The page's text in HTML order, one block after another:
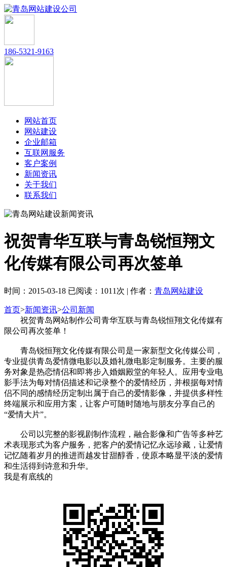
186-5321-9163
网站首页
网站建设
企业邮箱
互联网服务
客户案例
新闻资讯
关于我们
联系我们
祝贺青华互联与青岛锐恒翔文
化传媒有限公司再次签单
时间：2015-03-18 已阅读：1011次 | 作者： 青岛网站建设
首页>新闻资讯>公司新闻
祝贺青岛网站制作公司青华互联与青岛锐恒翔文化传媒有
限公司再次签单！
青岛锐恒翔文化传媒有限公司是一家新型文化传媒公司，
专业提供青岛爱情微电影以及婚礼微电影定制服务。主要的服
务对象是热恋情侣和即将步入婚姻殿堂的年轻人。应用专业电
影手法为每对情侣描述和记录整个的爱情经历，并根据每对情
侣不同的感情经历定制出属于自己的爱情影像，并提供多样性
终端展示和应用方案，让客户可随时随地与朋友分享自己的
“爱情大片”。
公司以完整的影视剧制作流程，融合影像和广告等多种艺
术表现形式为客户服务，把客户的爱情记忆永远珍藏，让爱情
记忆随着岁月的推进而越发甘甜醇香，使原本略显平淡的爱情
和生活得到诗意和升华。
我是有底线的